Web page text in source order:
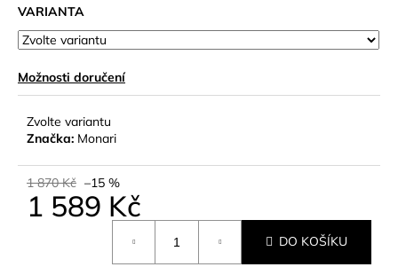
VARIANTA
Možnosti doručení
Zvolte variantu
Značka: Monari
1 870 Kč –15 %
1 589 Kč
DO KOŠÍKU
D
o
p
r
u